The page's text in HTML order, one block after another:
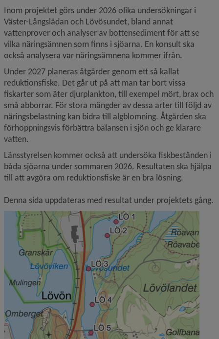
Inom projektet görs under 2026 olika undersökningar i
Väster-Långslädan och Lövösundet, bland annat
vattenprover och analyser av bottensediment för att se
vilka näringsämnen som finns i sjöarna. En konsult ska
också analysera var näringsämnena kommer ifrån.
Under 2027 planeras åtgärder genom ett så kallat
reduktionsfiske. Det går ut på att man tar bort vissa
fiskarter som äter djurplankton, till exempel mört, brax och
små abborrar. För stora mängder av dessa arter till följd av
näringsbelastning kan bidra till algblomning. Åtgärden ska
förhoppningsvis förbättra balansen i sjön och ge klarare
vatten.
Länsstyrelsen kommer också att undersöka fiskbestånden i
båda sjöarna under sommaren 2026. Resultaten ska hjälpa
till att avgöra om reduktionsfiske är en bra lösning.